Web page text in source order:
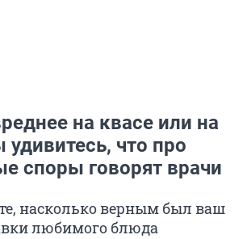
на квасе или на
что про
споры говорят врачи
насколько верным был ваш
любимого блюда